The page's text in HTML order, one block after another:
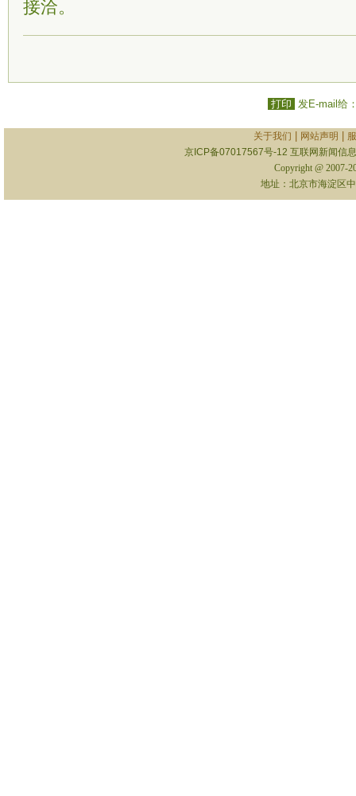
接洽。
打印 发E-mail给
关于我们 网站声明
京ICP备07017567号-12 互联网新闻信
Copyright @ 2007-
地址：北京市海淀区